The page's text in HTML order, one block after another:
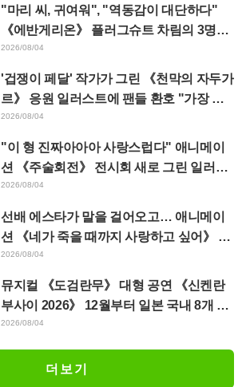
"마리 씨, 귀여워", "역동감이 대단하다"
《에반게리온》 플러그슈트 차림의 3명을
그린 마츠바라 히데노리 씨의 아름다운 드
로잉 공개에 화제
2026/08/04
'겁쟁이 페달' 작가가 그린 《천막의 자두가
르》 응원 일러스트에 팬들 환호 "가장 평
소 그림체가 다른 사람이 그리면 이렇게 된
다"
2026/08/04
"이 형 진짜아아아 사랑스럽다" 애니메이
션 《주술회전》 전시회 새로 그린 일러스
트에서 이타도리 유지에게 다가가는 초소
2026/08/04
선배 에스타가 말을 걸어오고… 애니메이
션 《네가 죽을 때까지 사랑하고 싶어》 제
5화 줄거리·장면 컷·WEB 예고·에피소드
포스터 공개
2026/08/04
뮤지컬 《도검란무》 대형 공연 《신켄란
부사이 2026》 12월부터 일본 국내 8개 도
시에서 개최 결정! 총 44도검남사가 집결
2026/08/04
더보기